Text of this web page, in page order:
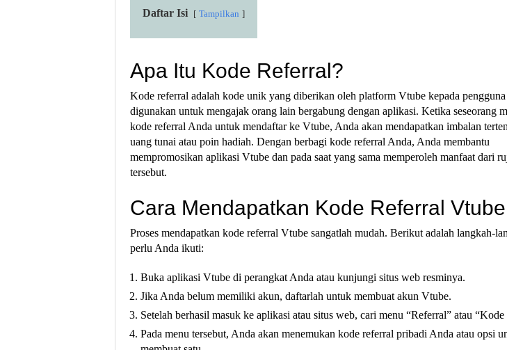
Daftar Isi Tampilkan
Apa Itu Kode Referral?
Kode referral adalah kode unik yang diberikan oleh platform Vtube kepada
digunakan untuk mengajak orang lain bergabung dengan aplikasi. Ketika seseorang
kode referral Anda untuk mendaftar ke Vtube, Anda akan mendapatkan imbalan
uang tunai atau poin hadiah. Dengan berbagi kode referral Anda, Anda membantu
mempromosikan aplikasi Vtube dan pada saat yang sama memperoleh manfaat dari
tersebut.
Cara Mendapatkan Kode Referral Vtube
Proses mendapatkan kode referral Vtube sangatlah mudah. Berikut adalah langkah-
perlu Anda ikuti:
Buka aplikasi Vtube di perangkat Anda atau kunjungi situs web resminya.
Jika Anda belum memiliki akun, daftarlah untuk membuat akun Vtube.
Setelah berhasil masuk ke aplikasi atau situs web, cari menu “Referral” atau “Kode
Pada menu tersebut, Anda akan menemukan kode referral pribadi Anda atau opsi